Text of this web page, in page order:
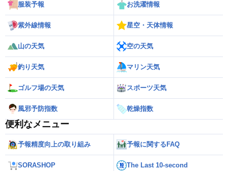
服装予報 お洗濯情報
紫外線情報 星空・天体情報
山の天気 空の天気
釣り天気 マリン天気
ゴルフ場の天気 スポーツ天気
風邪予防指数 乾燥指数
便利なメニュー
予報精度向上の取り組み 予報に関するFAQ
SORASHOP The Last 10-second